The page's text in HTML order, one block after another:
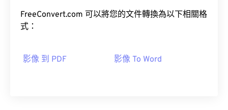
FreeConvert.com 可以將您的文件轉換為以下相關格
式：
影像 到 PDF 影像 To Word